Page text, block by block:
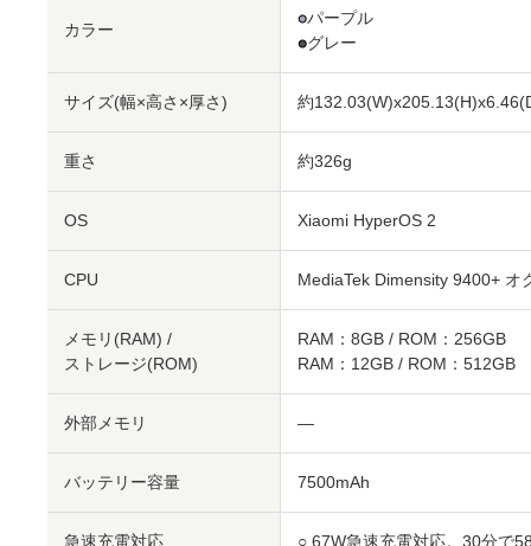
カラー
●パープル
●グレー
サイズ(幅×高さ×厚さ) 約
重さ 約326g
OS Xiaomi HyperOS 2
CPU MediaTek Dimensity 9400+ オ
メモリ(RAM) /
ストレージ(ROM)
RAM：8GB / ROM：256GB
RAM：12GB / ROM：512GB
外部メモリ ―
バッテリー容量 7500mAh
急速充電対応 ○ 67W急速充電対応。30分で